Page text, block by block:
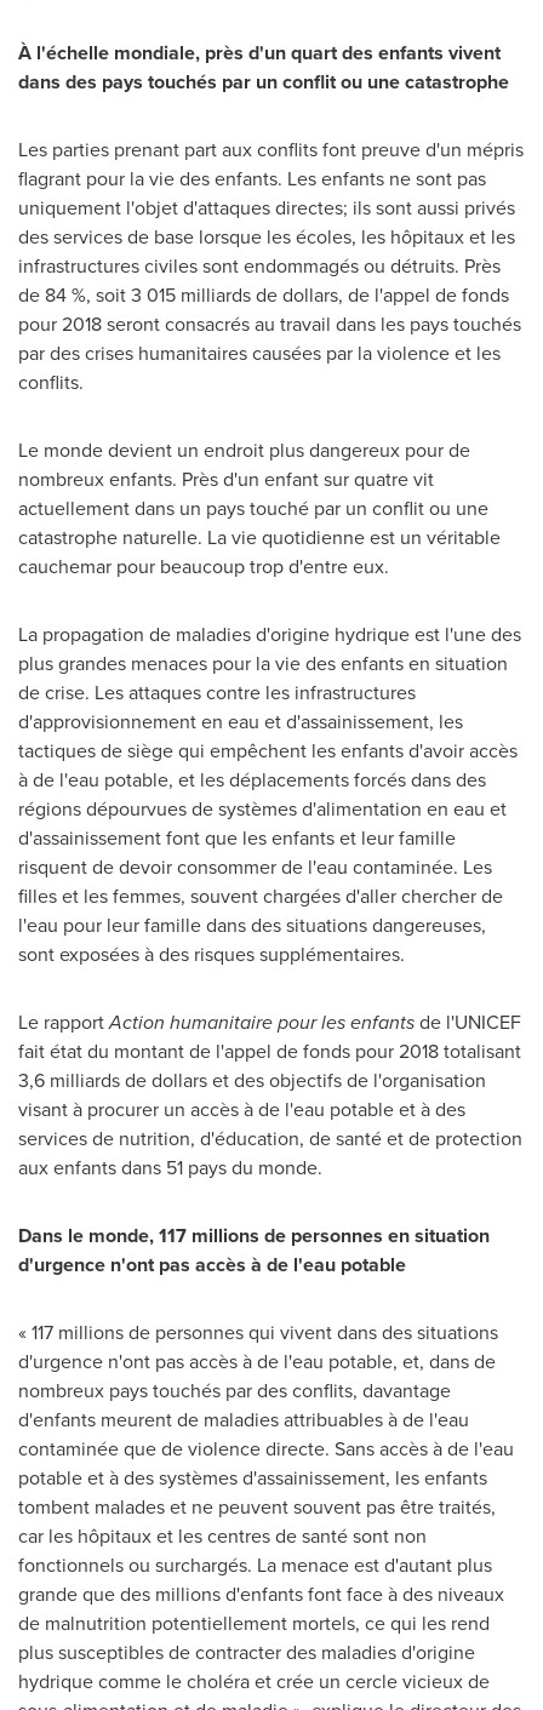
À l'échelle mondiale, près d'un quart des enfants vivent
dans des pays touchés par un conflit ou une catastrophe
Les parties prenant part aux conflits font preuve d'un mépris
flagrant pour la vie des enfants. Les enfants ne sont pas
uniquement l'objet d'attaques directes; ils sont aussi privés
des services de base lorsque les écoles, les hôpitaux et les
infrastructures civiles sont endommagés ou détruits. Près
de 84 %, soit 3 015 milliards de dollars, de l'appel de fonds
pour 2018 seront consacrés au travail dans les pays touchés
par des crises humanitaires causées par la violence et les
conflits.
Le monde devient un endroit plus dangereux pour de
nombreux enfants. Près d'un enfant sur quatre vit
actuellement dans un pays touché par un conflit ou une
catastrophe naturelle. La vie quotidienne est un véritable
cauchemar pour beaucoup trop d'entre eux.
La propagation de maladies d'origine hydrique est l'une des
plus grandes menaces pour la vie des enfants en situation
de crise. Les attaques contre les infrastructures
d'approvisionnement en eau et d'assainissement, les
tactiques de siège qui empêchent les enfants d'avoir accès
à de l'eau potable, et les déplacements forcés dans des
régions dépourvues de systèmes d'alimentation en eau et
d'assainissement font que les enfants et leur famille
risquent de devoir consommer de l'eau contaminée. Les
filles et les femmes, souvent chargées d'aller chercher de
l'eau pour leur famille dans des situations dangereuses,
sont exposées à des risques supplémentaires.
Le rapportAction humanitaire pour les enfantsde l'UNICEF
fait état du montant de l'appel de fonds pour 2018 totalisant
3,6 milliards de dollars et des objectifs de l'organisation
visant à procurer un accès à de l'eau potable et à des
services de nutrition, d'éducation, de santé et de protection
aux enfants dans 51 pays du monde.
Dans le monde, 117 millions de personnes en situation
d'urgence n'ont pas accès à de l'eau potable
« 117 millions de personnes qui vivent dans des situations
d'urgence n'ont pas accès à de l'eau potable, et, dans de
nombreux pays touchés par des conflits, davantage
d'enfants meurent de maladies attribuables à de l'eau
contaminée que de violence directe. Sans accès à de l'eau
potable et à des systèmes d'assainissement, les enfants
tombent malades et ne peuvent souvent pas être traités,
car les hôpitaux et les centres de santé sont non
fonctionnels ou surchargés. La menace est d'autant plus
grande que des millions d'enfants font face à des niveaux
de malnutrition potentiellement mortels, ce qui les rend
plus susceptibles de contracter des maladies d'origine
hydrique comme le choléra et crée un cercle vicieux de